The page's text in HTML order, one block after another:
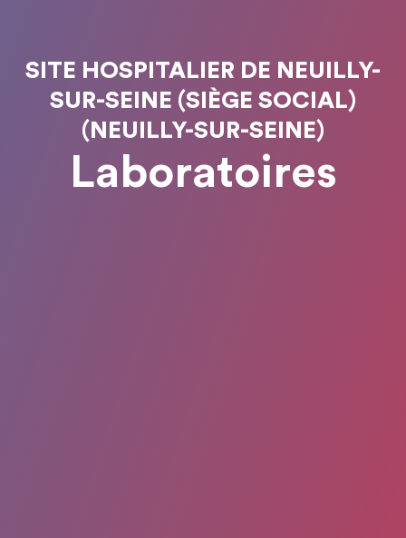
SITE HOSPITALIER DE NEUILLY-
SUR-SEINE (SIÈGE SOCIAL)
(NEUILLY-SUR-SEINE)
Laboratoires